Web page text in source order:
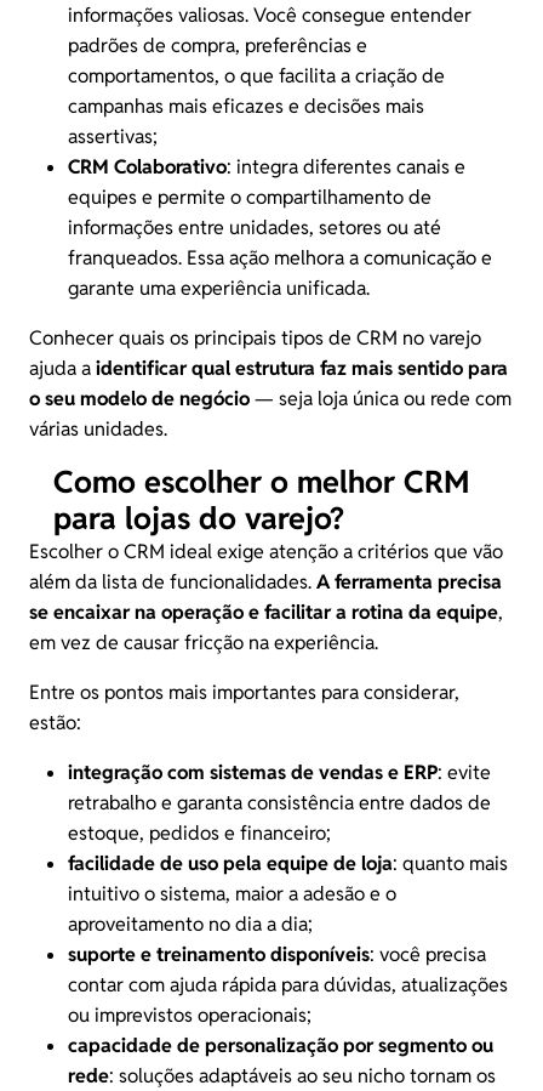
informações valiosas. Você consegue entender
padrões de compra, preferências e
comportamentos, o que facilita a criação de
campanhas mais eficazes e decisões mais
assertivas;
CRM Colaborativo: integra diferentes canais e
equipes e permite o compartilhamento de
informações entre unidades, setores ou até
franqueados. Essa ação melhora a comunicação e
garante uma experiência unificada.
Conhecer quais os principais tipos de CRM no varejo
ajuda aidentificar qual estrutura faz mais sentido para
o seu modelo de negócio— seja loja única ou rede com
várias unidades.
Como escolher o melhor CRM
para lojas do varejo?
Escolher o CRM ideal exige atenção a critérios que vão
além da lista de funcionalidades.A ferramenta precisa
se encaixar na operação e facilitar a rotina da equipe,
em vez de causar fricção na experiência.
Entre os pontos mais importantes para considerar,
estão:
integração com sistemas de vendase ERP: evite
retrabalho e garanta consistência entre dados de
estoque, pedidos e financeiro;
facilidade de uso pela equipe de loja: quanto mais
intuitivo o sistema, maior a adesão e o
aproveitamento no dia a dia;
suporte e treinamento disponíveis: você precisa
contar com ajuda rápida para dúvidas, atualizações
ou imprevistos operacionais;
capacidade de personalização por segmento ou
rede: soluções adaptáveis ao seu nicho tornam os